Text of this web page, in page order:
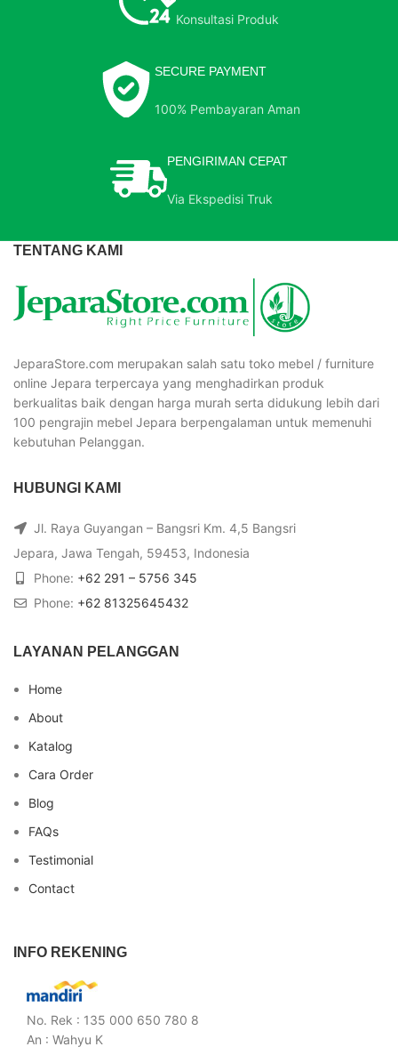
Konsultasi Produk
SECURE PAYMENT
100% Pembayaran Aman
PENGIRIMAN CEPAT
Via Ekspedisi Truk
TENTANG KAMI
JeparaStore.com merupakan salah satu toko mebel / furniture
online Jepara terpercaya yang menghadirkan produk
berkualitas baik dengan harga murah serta didukung lebih dari
100 pengrajin mebel Jepara berpengalaman untuk memenuhi
kebutuhan Pelanggan.
HUBUNGI KAMI
Jl. Raya Guyangan – Bangsri Km. 4,5 Bangsri
Jepara, Jawa Tengah, 59453, Indonesia
Phone: +62 291 – 5756 345
Phone: +62 81325645432
LAYANAN PELANGGAN
Home
About
Katalog
Cara Order
Blog
FAQs
Testimonial
Contact
INFO REKENING
No. Rek : 135 000 650 780 8
An : Wahyu K